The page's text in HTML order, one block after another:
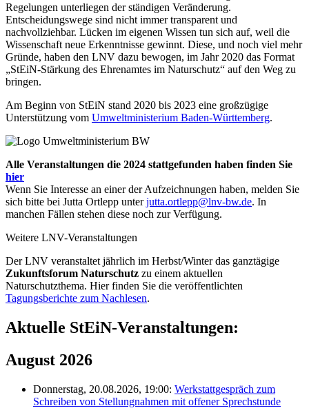
Regelungen unterliegen der ständigen Veränderung.
Entscheidungswege sind nicht immer transparent und
nachvollziehbar. Lücken im eigenen Wissen tun sich auf, weil die
Wissenschaft neue Erkenntnisse gewinnt. Diese, und noch viel mehr
Gründe, haben den LNV dazu bewogen, im Jahr 2020 das Format
„StEiN-Stärkung des Ehrenamtes im Naturschutz“ auf den Weg zu
bringen.
Am Beginn von StEiN stand 2020 bis 2023 eine großzügige
Unterstützung vom Umweltministerium Baden-Württemberg.
Alle Veranstaltungen die 2024 stattgefunden haben finden Sie
hier
Wenn Sie Interesse an einer der Aufzeichnungen haben, melden Sie
sich bitte bei Jutta Ortlepp unterjutta.ortlepp@lnv-bw.de. In
manchen Fällen stehen diese noch zur Verfügung.
Weitere LNV-Veranstaltungen
Der LNV veranstaltet jährlich im Herbst/Winter das ganztägige
Zukunftsforum Naturschutz zu einem aktuellen
Naturschutzthema. Hier finden Sie die veröffentlichten
Tagungsberichte zum Nachlesen.
Aktuelle StEiN-Veranstaltungen:
August 2026
Donnerstag, 20.08.2026, 19:00: Werkstattgespräch zum
Schreiben von Stellungnahmen mit offener Sprechstunde